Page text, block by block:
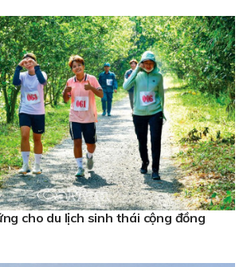
cho du lịch sinh thái cộng đồng